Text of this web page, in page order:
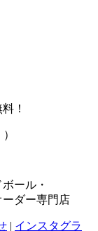
！
ール・
ダー専門店
| インスタグラ